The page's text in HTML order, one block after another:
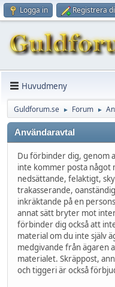
Logga in Registrera
Huvudmeny
Guldforum.se ► Forum ►
Användaravtal
Du förbinder dig, genom
inte kommer posta något
nedsättande, felaktigt,
trakasserande,
inkräktande på en
annat sätt bryter mot
förbinder dig också att
material om du inte själv
medgivande från ägaren
materialet. Skräppost,
och tiggeri är också